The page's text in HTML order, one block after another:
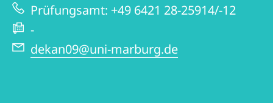
Prüfungsamt: +49 6421 28-25914/-12
-
dekan09@uni-marburg.de